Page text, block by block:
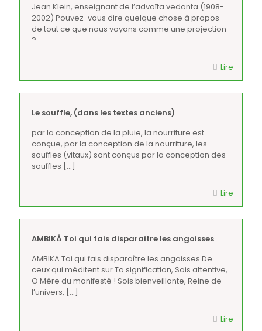
Jean Klein, enseignant de l’advaïta vedanta (1908-
2002) Pouvez-vous dire quelque chose à propos
de tout ce que nous voyons comme une projection
?
Lire
Le souffle, (dans les textes anciens)
par la conception de la pluie, la nourriture est
conçue, par la conception de la nourriture, les
souffles (vitaux) sont conçus par la conception des
souffles […]
Lire
AMBIKÂ Toi qui fais disparaître les angoisses
AMBIKA Toi qui fais disparaître les angoisses De
ceux qui méditent sur Ta signification, Sois attentive,
O Mère du manifesté ! Sois bienveillante, Reine de
l’univers, […]
Lire